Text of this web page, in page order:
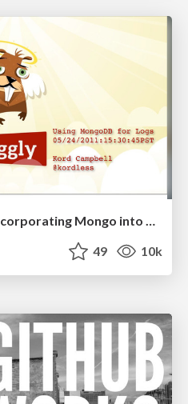
Visualizing Your Data: Incorporating Mongo into Loggly Infrastructure
49 10k